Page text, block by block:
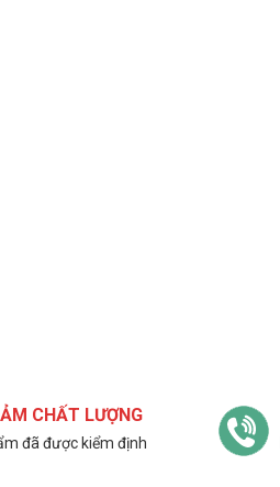
CHẤT LƯỢNG
đã được kiểm định